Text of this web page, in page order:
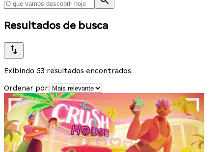
Resultados de busca
Exibindo 53 resultados encontrados.
Ordenar por: